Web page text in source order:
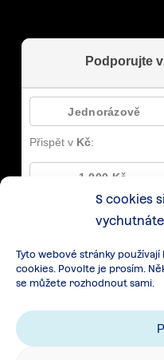
S cookies
vychutnáte
Tyto webové stránky
cookies. Povolte je prosím.
se můžete rozhodnout sami.